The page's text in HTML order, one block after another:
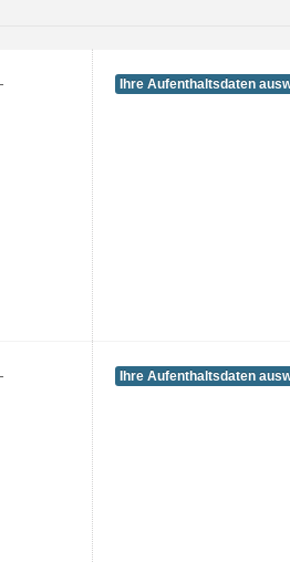
- Ihre Aufenthaltsdaten
- Ihre Aufenthaltsdaten